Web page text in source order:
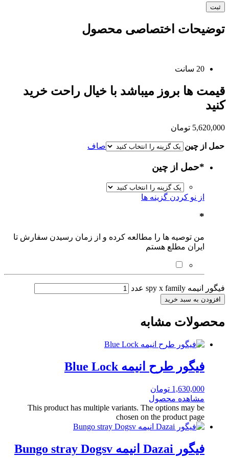
توضیحات اختصاصی محصول
20 سانت
قیمت ها بروز میباشد با خیال راحت خرید
کنید
5,620,000 تومان
حمل از چین صاف
*حمل از چین
از نو کردن گزینه ها
*
من توصیه ها را مطالعه کرده و از زمان رسیدن سفارش تا
ایران مطلع هستم
فیگور انیمه spy x family عدد
افزودن به سبد خرید
محصولات مشابه
فیگور طرح انیمه Blue Lock
1,630,000 تومان
مشاهده محصول
This product has multiple variants. The options may be
chosen on the product page
فیگور Dazai انیمه Bungo stray Dogsv